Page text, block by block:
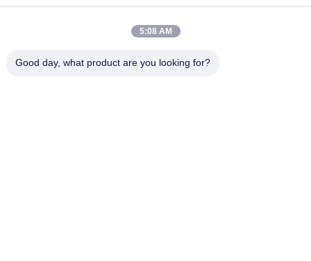
100% তোয়ালে সেলাই চেনিলে কাস্টম সূচিকর্ম প্যাচগুলি
Hotfix কাস্টম দোরোখা প্যাচ কাঁচুলি Hoodies জন্য স্থানান্তর উপর আয়না আয়না
কাপড় / লাগেজের জন্য 100% সুতি ফ্যাশনাল কাস্টম এমব্রয়ডারি প্যাচ
5:08 AM
Good day, what product are you looking for?